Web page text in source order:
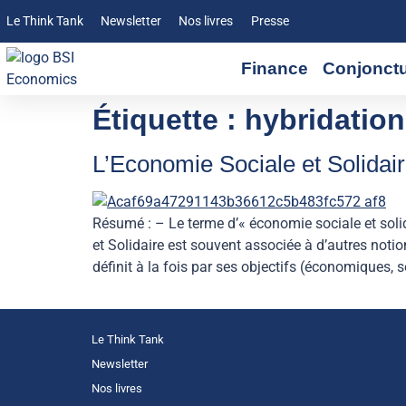
Le Think Tank Newsletter Nos livres Presse
Finance
Étiquette :
L’Economie Sociale et
Résumé : – Le terme d’« économie sociale et
et Solidaire est souvent associée à d’autres
définit à la fois par ses objectifs (économiques,
Le Think Tank
Newsletter
Nos livres